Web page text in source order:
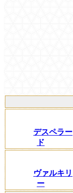
デスペラー
ド
ヴァルキリ
ー